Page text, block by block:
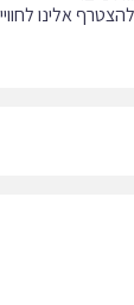
אלינו לחוויית